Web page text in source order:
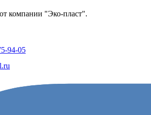
компании "Эко-пласт".
94-05